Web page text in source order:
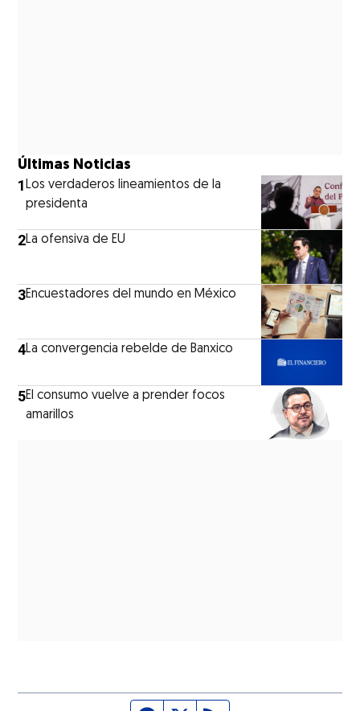
Últimas Noticias
1Los verdaderos lineamientos de la
presidenta
2La ofensiva de EU
3Encuestadores del mundo en México
4La convergencia rebelde de Banxico
5El consumo vuelve a prender focos
amarillos